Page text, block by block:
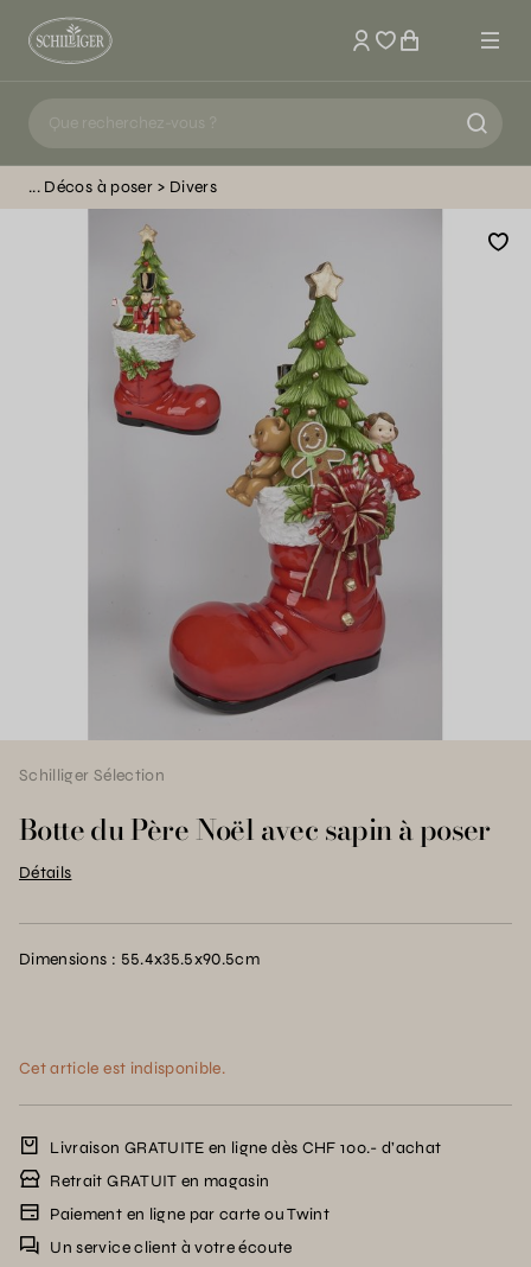
Mon compte
Décos à poser Divers
Schilliger Sélection
Botte du Père Noël avec sapin à poser
Détails
Dimensions : 55.4x35.5x90.5cm
Cet article est indisponible.
Livraison GRATUITE en ligne dès CHF 100.- d’achat
Retrait GRATUIT en magasin
Paiement en ligne par carte ou Twint
Un service client à votre écoute